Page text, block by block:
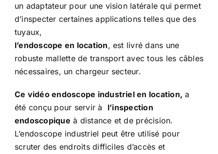
un adaptateur pour une vision latérale qui permet
d’inspecter certaines applications telles que des
tuyaux,
l’endoscope en location, est livré dans une
robuste mallette de transport avec tous les câbles
nécessaires, un chargeur secteur.
Ce vidéo endoscope industriel en location, a
été conçu pour servir à l’inspection
endoscopique à distance et de précision.
L’endoscope industriel peut être utilisé pour
scruter des endroits difficiles d’accès et